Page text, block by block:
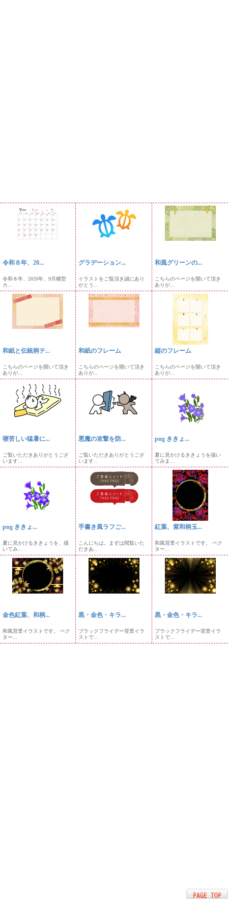
令和８年、20...
令和８年、2026年、9月横型
カ...
グラデーション...
イラストをご覧頂き誠にあり
がとう...
和風グリーンの...
こちらのページを開いて頂き
ありが...
和紙と伝統柄テ...
こちらのページを開いて頂き
ありが...
和紙のフレーム
こちらのページを開いて頂き
ありが...
縦のフレーム
こちらのページを開いて頂き
ありが...
寝苦しい猛暑に...
ご覧いただきありがとうござ
います...
悪魔の攻撃を防...
ご覧いただきありがとうござ
います...
png ききょ...
夏に見かけるききょうを描い
てみま...
png ききょ...
夏に見かけるききょうを、描
いてみ...
手書き風ラフご...
こんにちは。まずは閲覧いた
だきあ...
紅葉、紫和柄玉...
和風背景イラストです。 ベク
ター...
金色紅葉、和柄...
和風背景イラストです。 ベク
ター...
黒・金色・キラ...
ブラックフライデー背景イラ
ストで...
黒・金色・キラ...
ブラックフライデー背景イラ
ストで...